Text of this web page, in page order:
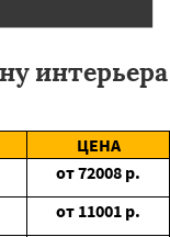
интерьера
ЦЕНА
от72008 р.
от 11001 р.